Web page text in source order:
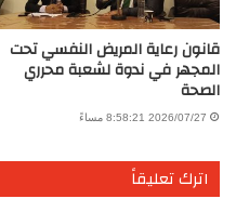
قانون رعاية المريض النفسي تحت
المجهر في ندوة لشعبة محرري
الصحة
2026/07/27 8:58:21 مساءً
اترك تعليقاً